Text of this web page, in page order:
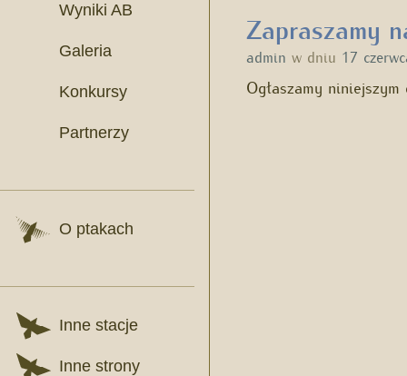
Wyniki AB
Galeria
Konkursy
Partnerzy
O ptakach
Inne stacje
Inne strony
Zapraszamy
admin w dniu 17
Ogłaszamy